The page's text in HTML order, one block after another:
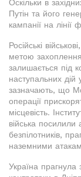
Оскільки в
Путін та його
кампанії на
Російські
метою захоплення
залишається під
наступальних дій
зазначають, що
операції
місцевість.
війська посилили
безпілотників,
наземними
Україна прагнула